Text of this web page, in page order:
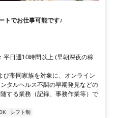
トでお仕事可能です♪
平日週10時間以上 (早朝深夜の稼
び帯同家族を対象に、オンライン
タルヘルス不調の早期発見などの
する業務（記録、事務作業等）で
シフト制